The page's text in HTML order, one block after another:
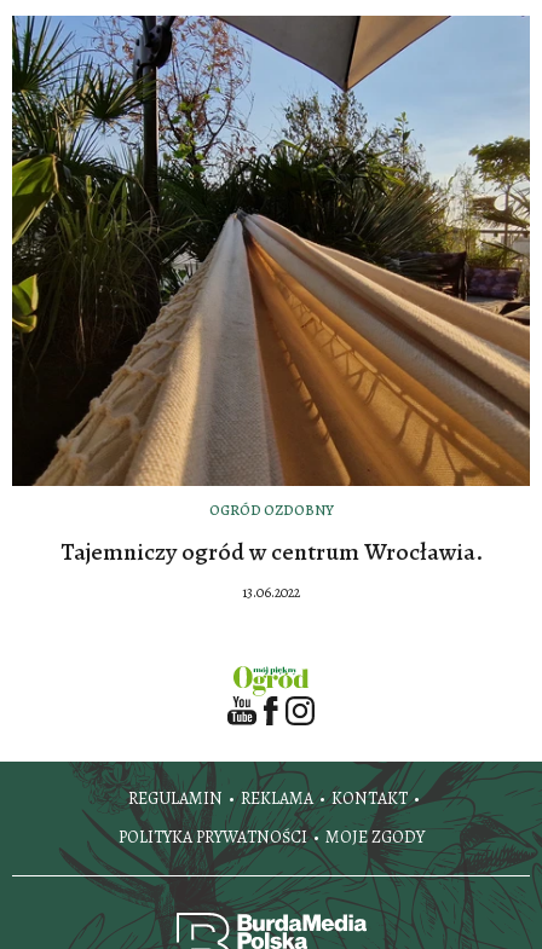
OGRÓD OZDOBNY
Tajemniczy ogród w centrum Wrocławia.
13.06.2022
REGULAMIN REKLAMA
KONTAKT
POLITYKA PRYWATNOŚCI
MOJE ZGODY